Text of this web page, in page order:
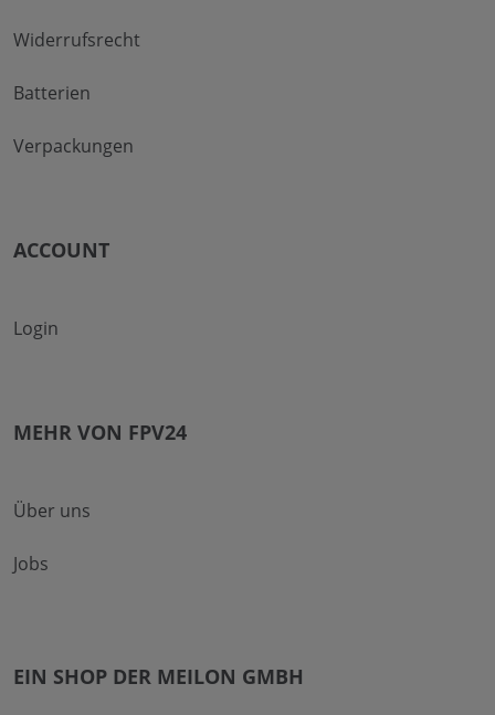
Widerrufsrecht
Batterien
Verpackungen
ACCOUNT
Login
MEHR VON FPV24
Über uns
Jobs
EIN SHOP DER MEILON GMBH